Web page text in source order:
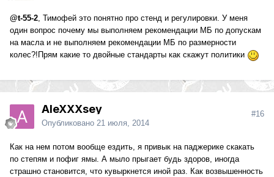
@t-55-2, Тимофей это понятно про стенд и регулировки. У меня
один вопрос почему мы выполняем рекомендации МБ по допускам
на масла и не выполняем рекомендации МБ по размерности
колес?!Прям какие то двойные стандарты как скажут политики
AleXXXsey
Опубликовано 21 июля, 2014
#16
Как на нем потом вообще ездить, я привык на паджерике скакать
по степям и пофиг ямы. А мыло прыгает будь здоров, иногда
страшно становится, что кувыркнется иной раз. Как возвышенность